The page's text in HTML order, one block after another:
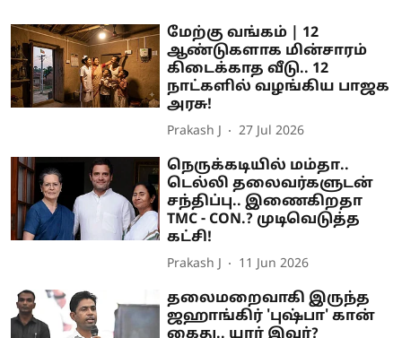
மேற்கு வங்கம் | 12
ஆண்டுகளாக மின்சாரம்
கிடைக்காத வீடு.. 12
நாட்களில் வழங்கிய பாஜக
அரசு!
Prakash J 27 Jul 2026
நெருக்கடியில் மம்தா..
டெல்லி தலைவர்களுடன்
சந்திப்பு.. இணைகிறதா
TMC - CON.? முடிவெடுத்த
கட்சி!
Prakash J 11 Jun 2026
தலைமறைவாகி இருந்த
ஜஹாங்கிர் 'புஷ்பா' கான்
கைது.. யார் இவர்?